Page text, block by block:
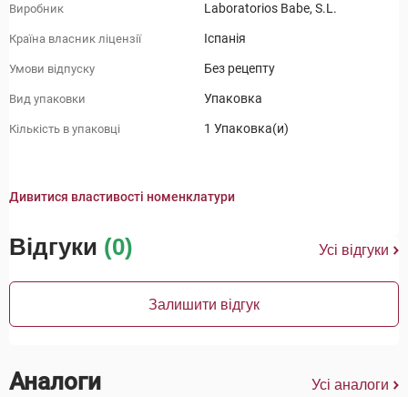
Виробник Laboratorios Babe, S.L.
Країна власник ліцензії Іспанія
Умови відпуску Без рецепту
Вид упаковки Упаковка
Кількість в упаковці 1 Упаковка(и)
Дивитися властивості номенклатури
Відгуки (0) Усі відгуки
Залишити відгук
Аналоги Усі аналоги